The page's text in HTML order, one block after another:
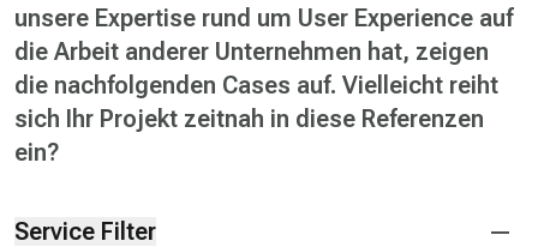
unsere Expertise rund um User Experience auf
die Arbeit anderer Unternehmen hat, zeigen
die nachfolgenden Cases auf. Vielleicht reiht
sich Ihr Projekt zeitnah in diese Referenzen
ein?
Service Filter